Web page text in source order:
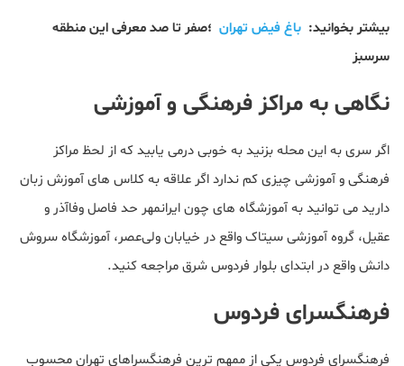
بیشتر بخوانید: باغ فیض تهران ؛صفر تا صد معرفی این منطقه
سرسبز
نگاهی به مراکز فرهنگی و آموزشی
اگر سری به این محله بزنید به خوبی درمی یابید که از لحظ مراکز
فرهنگی و آموزشی چیزی کم ندارد اگر علاقه به کلاس های آموزش زبان
دارید می توانید به آموزشگاه های چون ایرانمهر حد فاصل وفاآذر و
عقیل، گروه آموزشی سیتاک واقع در خیابان ولی‌عصر، آموزشگاه سروش
دانش واقع در ابتدای بلوار فردوس شرق مراجعه کنید.
فرهنگسرای فردوس
فرهنگسرای فردوس یکی از ممهم ترین فرهنگسراهای تهران محسوب